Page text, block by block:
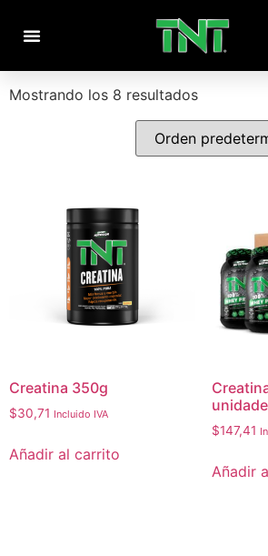
Fisico deportivo
Mostrando los 8 resultados
Creatina 350g
$30,71 Incluido IVA
Añadir al carrito
$147,41
Añadir